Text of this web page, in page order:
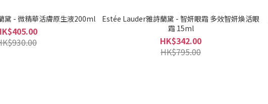
黛 - 微精華活膚原生液200ml
Estée Lauder雅詩蘭黛 - 智妍眼霜 多效智妍煥活眼
霜 15ml
HK$342.00
HK$795.00